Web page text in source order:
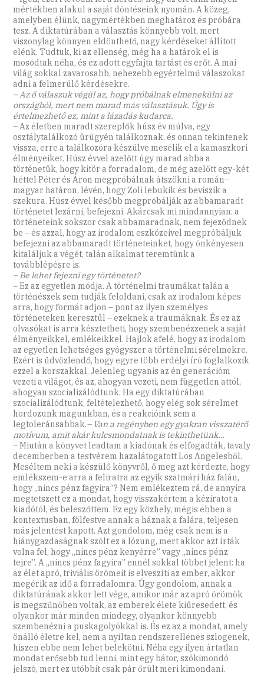
mértékben alakul a saját döntéseink nyomán. A közeg,
amelyben élünk, nagymértékben meghatároz és próbára
tesz. A diktatúrában a választás könnyebb volt, mert
viszonylag könnyen eldönthető, nagy kérdéseket állított
elénk. Tudtuk, ki az ellenség, még ha a határok el is
mosódtak néha, és ez adott egyfajta tartást és erőt. A mai
világ sokkal zavarosabb, nehezebb egyértelmű válaszokat
adni a felmerülő kérdésekre.
– Az ő válaszuk végül az, hogy próbálnak elmenekülni az
országból, mert nem marad más választásuk. Úgy is
értelmezhető ez, mint a lázadás kudarca.
– Az életben maradt szereplők húsz év múlva, egy
osztálytalálkozó ürügyén találkoznak, és onnan tekintenek
vissza, erre a találkozóra készülve mesélik el a kamaszkori
élményeiket. Húsz évvel azelőtt úgy marad abba a
történetük, hogy kitör a forradalom, de még azelőtt egy-két
héttel Péter és Áron megpróbálnak átszökni a román–
magyar határon, lévén, hogy Zoli lebukik és beviszik a
szekura. Húsz évvel később megpróbálják az abbamaradt
történetet lezárni, befejezni. Akárcsak mi mindannyian: a
történeteink sokszor csak abbamaradnak, nem fejeződnek
be – és azzal, hogy az irodalom eszközeivel megpróbáljuk
befejezni az abbamaradt történeteinket, hogy önkényesen
kitaláljuk a végét, talán alkalmat teremtünk a
továbblépésre is.
– Be lehet fejezni egy történetet?
– Ez az egyetlen módja. A történelmi traumákat talán a
történészek sem tudják feloldani, csak az irodalom képes
arra, hogy formát adjon – pont az ilyen személyes
történeteken keresztül – ezeknek a traumáknak. És ez az
olvasókat is arra késztetheti, hogy szembenézzenek a saját
élményeikkel, emlékeikkel. Hajlok afelé, hogy az irodalom
az egyetlen lehetséges gyógyszer a történelmi sérelmekre.
Ezért is üdvözlendő, hogy egyre több erdélyi író foglalkozik
ezzel a korszakkal. Jelenleg ugyanis az én generációm
vezeti a világot, és az, ahogyan vezeti, nem független attól,
ahogyan szocializálódtunk. Ha egy diktatúrában
szocializálódtunk, feltételezhető, hogy elég sok sérelmet
hordozunk magunkban, és a reakcióink sem a
legtoleránsabbak.– Van a regényben egy gyakran visszatérő
motívum, amit akár kulcsmondatnak is tekinthetünk...
– Miután a könyvet leadtam a kiadónak és elfogadták, tavaly
decemberben a testvérem hazalátogatott Los Angelesből.
Meséltem neki a készülő könyvről, ő meg azt kérdezte, hogy
emlékszem-e arra a feliratra az egyik szatmári ház falán,
hogy „nincs pénz fagyira”? Nem emlékeztem rá, de annyira
megtetszett ez a mondat, hogy visszakértem a kéziratot a
kiadótól, és beleszőttem. Ez egy közhely, mégis ebben a
kontextusban, fölfestve annak a háznak a falára, teljesen
más jelentést kapott. Azt gondolom, még csak nem is a
hiánygazdaságnak szólt ez a lózung, mert akkor azt írták
volna fel, hogy „nincs pénz kenyérre” vagy „nincs pénz
tejre”. A „nincs pénz fagyira” ennél sokkal többet jelent: ha
az élet apró, triviális örömeit is elveszíti az ember, akkor
megérik az idő a forradalomra. Úgy gondolom, annak a
diktatúrának akkor lett vége, amikor már az apró örömök
is megszűnőben voltak, az emberek élete kiüresedett, és
olyankor már minden mindegy, olyankor könnyebb
szembenézni a puskagolyókkal is. És ez az a mondat, amely
önálló életre kel, nem a nyíltan rendszerellenes szlogenek,
hiszen ebbe nem lehet belekötni. Néha egy ilyen ártatlan
mondat erősebb tud lenni, mint egy bátor, szókimondó
jelszó, mert ez utóbbit csak pár őrült meri kimondani.